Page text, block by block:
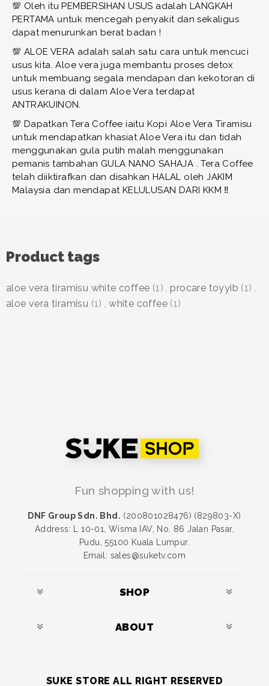
💯 Oleh itu PEMBERSIHAN USUS adalah LANGKAH
PERTAMA untuk mencegah penyakit dan sekaligus
dapat menurunkan berat badan !
💯 ALOE VERA adalah salah satu cara untuk mencuci
usus kita. Aloe vera juga membantu proses detox
untuk membuang segala mendapan dan kekotoran di
usus kerana di dalam Aloe Vera terdapat
ANTRAKUINON.
💯 Dapatkan Tera Coffee iaitu Kopi Aloe Vera Tiramisu
untuk mendapatkan khasiat Aloe Vera itu dan tidah
menggunakan gula putih malah menggunakan
pemanis tambahan GULA NANO SAHAJA . Tera Coffee
telah diiktirafkan dan disahkan HALAL oleh JAKIM
Malaysia dan mendapat KELULUSAN DARI KKM ‼️
Product tags
aloe vera tiramisu white coffee (1) , procare toyyib (1) ,
aloe vera tiramisu (1) , white coffee (1)
Fun shopping with us!
DNF Group Sdn. Bhd. (200801028476) (829803-X)
Address: L 10-01, Wisma IAV, No. 86 Jalan Pasar,
Pudu, 55100 Kuala Lumpur.
Email: sales@suketv.com
SHOP
ABOUT
SUKE STORE ALL RIGHT RESERVED